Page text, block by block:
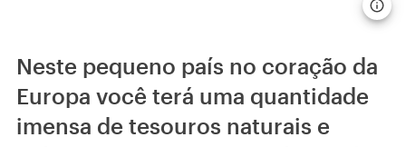
Neste pequeno país no coração da
Europa você terá uma quantidade
imensa de tesouros naturais e